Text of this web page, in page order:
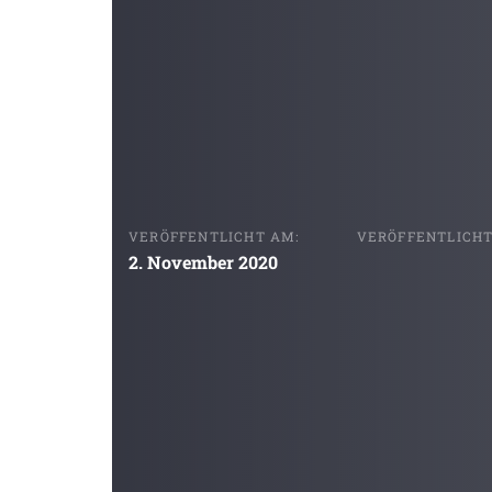
VERÖFFENTLICHT AM:
2. November 2020